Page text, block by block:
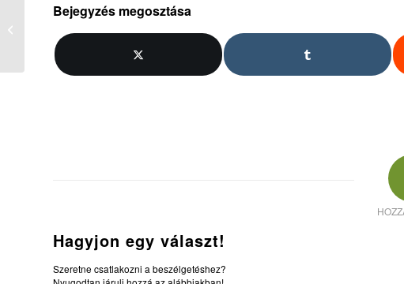
Bejegyzés megosztása
Hagyjon egy választ!
Szeretne csatlakozni a beszélgetéshez?